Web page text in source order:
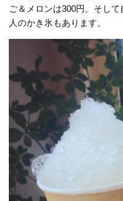
ご＆メロンは300円。そし
人のかき氷もあります。